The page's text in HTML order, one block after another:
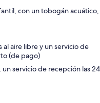
con un tobogán acuático,
al aire libre y un servicio de
(de pago)
servicio de recepción las 24